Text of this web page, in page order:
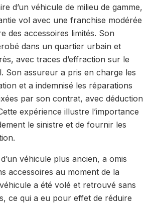
d’un véhicule de milieu de gamme,
vol avec une franchise modérée
des accessoires limités. Son
dans un quartier urbain et
avec traces d’effraction sur le
Son assureur a pris en charge les
et a indemnisé les réparations
par son contrat, avec déduction
expérience illustre l’importance
le sinistre et de fournir les
véhicule plus ancien, a omis
accessoires au moment de la
a été volé et retrouvé sans
ce qui a eu pour effet de réduire